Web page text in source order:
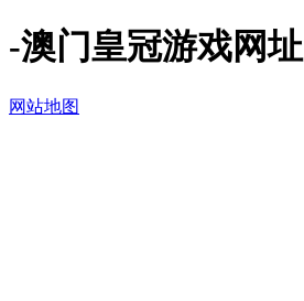
-澳门皇冠游戏网址
网站地图